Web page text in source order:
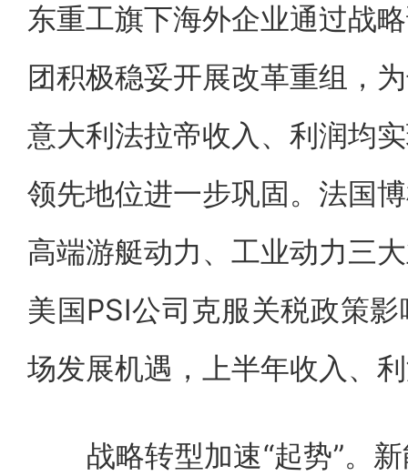
东重工旗下海外企业通过战
团积极稳妥开展改革重组，
意大利法拉帝收入、利润均
领先地位进一步巩固。法国
高端游艇动力、工业动力三
美国PSI公司克服关税政策
场发展机遇，上半年收入、
战略转型加速“起势”。新